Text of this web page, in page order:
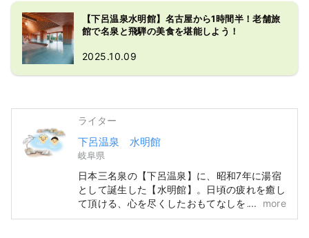
【下呂温泉水明館】名古屋から1時間半！老舗旅
館で名泉と飛騨の美食を堪能しよう！
2025.10.09
ライター
下呂温泉 水明館
岐阜県
日本三名泉の【下呂温泉】に、昭和7年に湯宿
として誕生した【水明館】。日頃の疲れを癒し
て頂ける、心を尽くしたおもてなしをご用意し
ております。美肌効果で名高い下呂温泉を、趣
more